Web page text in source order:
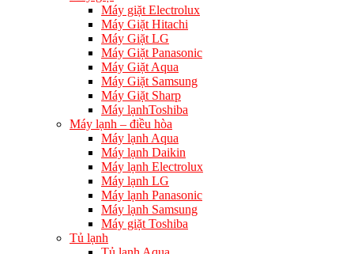
Máy giặt Electrolux
Máy Giặt Hitachi
Máy Giặt LG
Máy Giặt Panasonic
Máy Giặt Aqua
Máy Giặt Samsung
Máy Giặt Sharp
Máy lạnhToshiba
Máy lạnh – điều hòa
Máy lạnh Aqua
Máy lạnh Daikin
Máy lạnh Electrolux
Máy lạnh LG
Máy lạnh Panasonic
Máy lạnh Samsung
Máy giặt Toshiba
Tủ lạnh